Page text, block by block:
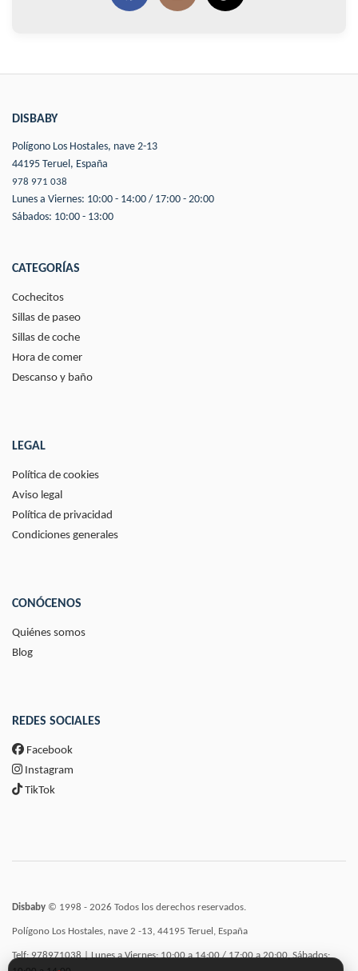
DISBABY
Polígono Los Hostales, nave 2-13
44195 Teruel, España
978 971 038
Lunes a Viernes: 10:00 - 14:00 / 17:00 - 20:00
Sábados: 10:00 - 13:00
CATEGORÍAS
Cochecitos
Sillas de paseo
Sillas de coche
Hora de comer
Descanso y baño
LEGAL
Política de cookies
Aviso legal
Política de privacidad
Condiciones generales
CONÓCENOS
Quiénes somos
Blog
REDES SOCIALES
Facebook
Instagram
TikTok
Disbaby © 1998 - 2026 Todos los derechos reservados.
Polígono Los Hostales, nave 2 -13, 44195 Teruel, España
Telf: 978971038 | Lunes a Viernes: 10:00 a 14:00 / 17:00 a 20:00, Sábados: